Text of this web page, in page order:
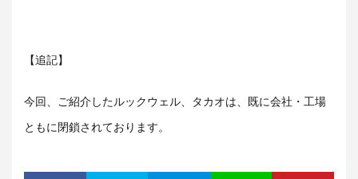
【追記】
今回、ご紹介したルックウェル、タカオは、既に会社・工場
ともに閉鎖されております。